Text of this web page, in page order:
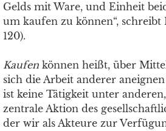
Gelds mit Ware, und Einheit
um kaufen zu können“,
120).
Kaufen können heißt, über
sich die Arbeit anderer
ist keine Tätigkeit unter
zentrale Aktion des
der wir als Akteure zur